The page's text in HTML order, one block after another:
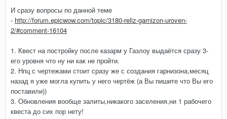
И сразу вопросы по данной теме
- http://forum.epicwow.com/topic/3180-reliz-garnizon-uroven-
2/#comment-16104
1. Квест на постройку после казарм у Газлоу выдаётся сразу 3-
его уровня что ну ни как не пройти.
2. Нпц с чертежами стоит сразу же с создания гарнизона,месяц
назад я уже могла купить у него чертёж (а Вы пишите что Вы его
поставили))
3. Обновления вообще залиты,никакого заселения,ни 1 рабочего
квеста до сих пор нету!